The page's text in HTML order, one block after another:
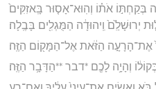
אֹת֗וֹ וְהֽוּא־אָס֤וּר בָּֽאזִקִּים֙
יְרוּשָׁלִַ֙ם֙ וִֽיהוּדָ֔ה הַמֻּגְלִ֖ים בָּבֶֽלָה׃
אֶת־הָרָעָ֣ה הַזֹּ֔את אֶל־הַמָּק֖וֹם הַזֶּֽה׃
וְהָיָ֥ה לָכֶ֖ם *דבר **הַדָּבָ֥ר הַזֶּֽה׃